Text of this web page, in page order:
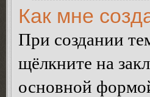
Как мне
При создании
щёлкните на
основной